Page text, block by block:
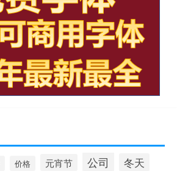
价格 元宵节 公司 冬天